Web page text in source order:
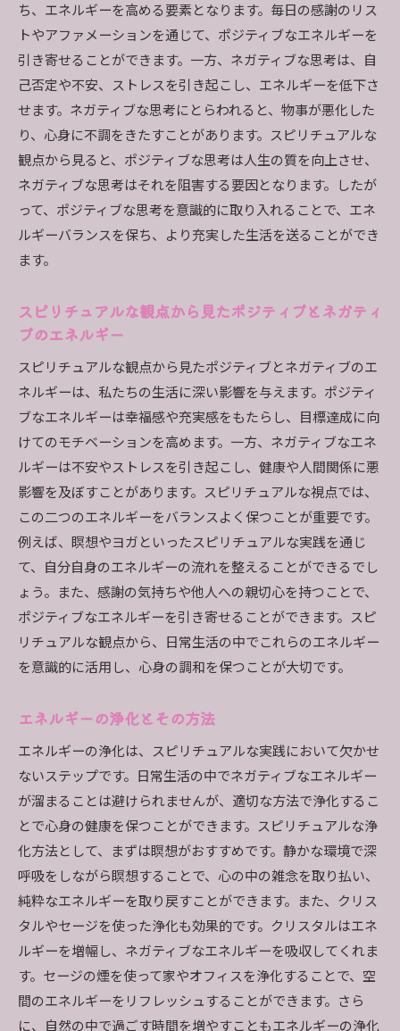
ち、エネルギーを高める要素となります。毎日の感謝のリス
トやアファメーションを通じて、ポジティブなエネルギーを
引き寄せることができます。一方、ネガティブな思考は、自
己否定や不安、ストレスを引き起こし、エネルギーを低下さ
せます。ネガティブな思考にとらわれると、物事が悪化した
り、心身に不調をきたすことがあります。スピリチュアルな
観点から見ると、ポジティブな思考は人生の質を向上させ、
ネガティブな思考はそれを阻害する要因となります。したが
って、ポジティブな思考を意識的に取り入れることで、エネ
ルギーバランスを保ち、より充実した生活を送ることができ
ます。
スピリチュアルな観点から見たポジティブとネガティ
ブのエネルギー
スピリチュアルな観点から見たポジティブとネガティブのエ
ネルギーは、私たちの生活に深い影響を与えます。ポジティ
ブなエネルギーは幸福感や充実感をもたらし、目標達成に向
けてのモチベーションを高めます。一方、ネガティブなエネ
ルギーは不安やストレスを引き起こし、健康や人間関係に悪
影響を及ぼすことがあります。スピリチュアルな視点では、
この二つのエネルギーをバランスよく保つことが重要です。
例えば、瞑想やヨガといったスピリチュアルな実践を通じ
て、自分自身のエネルギーの流れを整えることができるでし
ょう。また、感謝の気持ちや他人への親切心を持つことで、
ポジティブなエネルギーを引き寄せることができます。スピ
リチュアルな観点から、日常生活の中でこれらのエネルギー
を意識的に活用し、心身の調和を保つことが大切です。
エネルギーの浄化とその方法
エネルギーの浄化は、スピリチュアルな実践において欠かせ
ないステップです。日常生活の中でネガティブなエネルギー
が溜まることは避けられませんが、適切な方法で浄化するこ
とで心身の健康を保つことができます。スピリチュアルな浄
化方法として、まずは瞑想がおすすめです。静かな環境で深
呼吸をしながら瞑想することで、心の中の雑念を取り払い、
純粋なエネルギーを取り戻すことができます。また、クリス
タルやセージを使った浄化も効果的です。クリスタルはエネ
ルギーを増幅し、ネガティブなエネルギーを吸収してくれま
す。セージの煙を使って家やオフィスを浄化することで、空
間のエネルギーをリフレッシュすることができます。さら
に、自然の中で過ごす時間を増やすこともエネルギーの浄化